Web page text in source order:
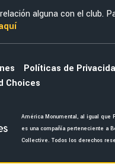
se reencuentra